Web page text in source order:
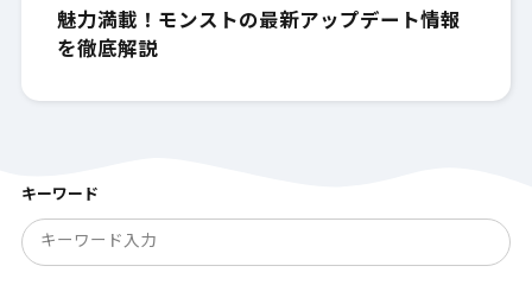
魅力満載！モンストの最新アップデート情報
を徹底解説
キーワード